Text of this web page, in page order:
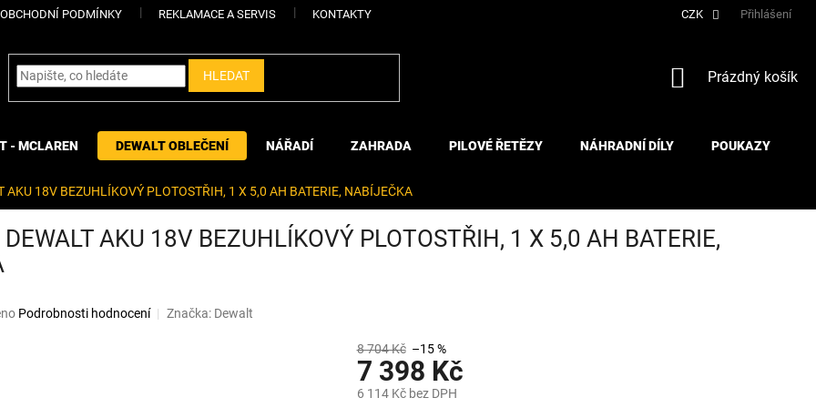
OBCHODNÍ PODMÍNKY REKLAMACE A SERVIS KONTAKTY CZK Přihlášení
HLEDAT
NÁKUPNÍ
Prázdný košík
- MCLAREN DEWALT OBLEČENÍ NÁŘADÍ ZAHRADA PILOVÉ ŘETĚZY NÁHRADNÍ DÍLY POUKAZY
AKU 18V BEZUHLÍKOVÝ PLOTOSTŘIH, 1 X 5,0 AH BATERIE, NABÍJEČKA
AKU 18V BEZUHLÍKOVÝ PLOTOSTŘIH, 1 X 5,0 AH BATERIE,
Podrobnosti hodnocení Značka: Dewalt
8 704 Kč –15 %
7 398 Kč
6 114 Kč bez DPH